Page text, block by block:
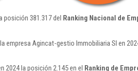
posición 381.317 del Ranking Nacional de
empresa Agincat-gestio Immobiliaria Sl en
2024 la posición 2.145 en el Ranking de